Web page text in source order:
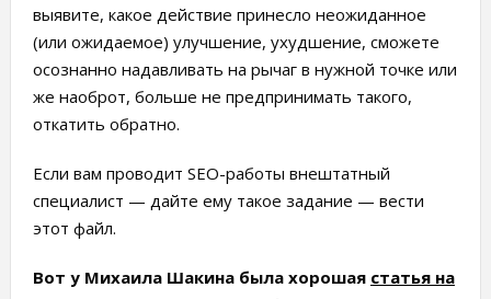
выявите, какое действие принесло неожиданное
(или ожидаемое) улучшение, ухудшение, сможете
осознанно надавливать на рычаг в нужной точке или
же наоброт, больше не предпринимать такого,
откатить обратно.
Если вам проводит SEO-работы внештатный
специалист — дайте ему такое задание — вести
этот файл.
Вот у Михаила Шакина была хорошая статья на